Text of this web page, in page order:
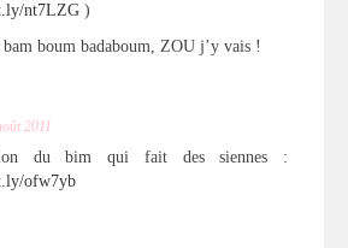
nt7LZG )
boum badaboum, ZOU j’y vais !
2011
du bim qui fait des siennes :
ofw7yb